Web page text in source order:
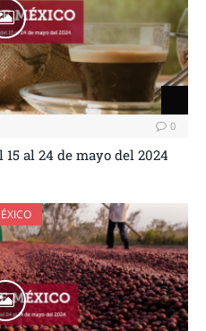
0
al 24 de mayo del 2024